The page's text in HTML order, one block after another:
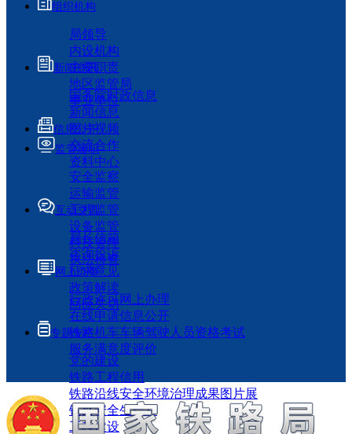
组织机构
局领导
内设机构
主要职责
地区监管局
事业单位
新闻资讯
国务院时政信息
新闻信息
图片视频
交流合作
资料中心
信息公开
监管履职
安全监察
运输监管
工程监管
设备监管
科技管理
执法检查
互动交流
局长信箱
咨询投诉
征求意见
政策解读
回应关切
网上办事
行政许可网上办理
在线申请信息公开
铁路机车车辆驾驶人员资格考试
服务满意度评价
专题专栏
党的建设
铁路工程信用
铁路沿线安全环境治理成果图片展
铁路安全生产月
工程建设